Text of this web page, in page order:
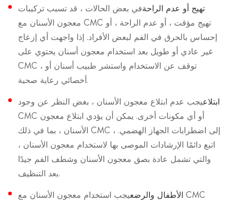
تهيج أو عدم الراحةفي بعض الحالات ، قد تسبب تركيبات
معجون الأسنان مع CMC تهيج مؤقت ، أو عدم الراحة ، أو
إحساس بالحرق في الفم لبعض الأفراد. إذا واجهت أي إزعاج
غير عادي أو طويل بعد استخدام معجون أسنان يحتوي على
CMC ، توقف عن الاستخدام واستشر طبيب أسنان أو
ابتلاعيجب عدم ابتلاع معجون الأسنان ، بغض النظر عن وجود
CMC أو أي مكونات أخرى. يمكن أن يؤدي ابتلاع معجون
الأسنان ، بما في ذلك CMC ، إلى اضطرابات الجهاز الهضمي.
اتبع دائمًا الإرشادات الموصى بها لاستخدام معجون الأسنان ،
والتي تشمل عادة بصق معجون الأسنان وشطف الفم جيدًا
الأطفال والرضعيجب استخدام معجون الأسنان مع CMC